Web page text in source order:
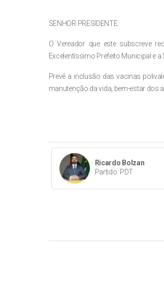
SENHOR PRESIDENTE:
O Vereador que este subscreve
Excelentíssimo Prefeito Municipal e
Prevê a inclusão das vacinas
manutenção da vida, bem-estar dos
Ricardo Bolzan
Partido: PDT